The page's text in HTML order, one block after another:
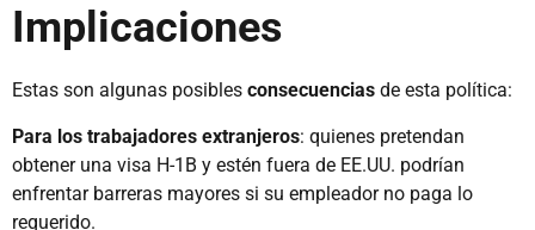
Implicaciones
Estas son algunas posibles consecuencias de esta política:
Para los trabajadores extranjeros: quienes pretendan
obtener una visa H-1B y estén fuera de EE.UU. podrían
enfrentar barreras mayores si su empleador no paga lo
requerido.